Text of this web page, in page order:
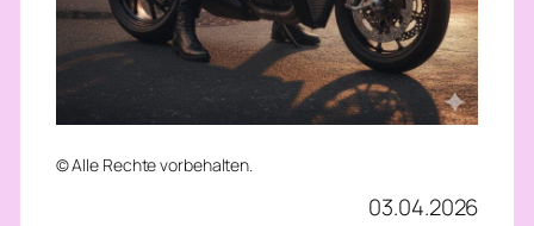
© Alle Rechte vorbehalten.
03.04.2026